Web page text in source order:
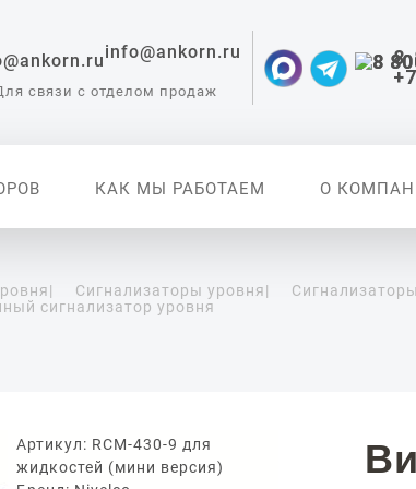
info@ankorn.ru
связи с отделом продаж
8
КАК МЫ РАБОТАЕМ О
для
| Сигнализаторы уровня|
сигнализатор уровня
Артикул: RCM-430-9 для
жидкостей (мини версия)